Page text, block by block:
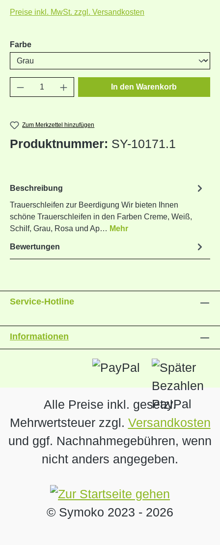
Preise inkl. MwSt. zzgl. Versandkosten
Farbeauswählen
Produkt Anzahl: Gib den gewünschten
In den Warenkorb
Zum Merkzettel hinzufügen
Produktnummer: SY-10171.1
Beschreibung
Trauerschleifen zur Beerdigung Wir bieten Ihnen
schöne Trauerschleifen in den Farben Creme, Weiß,
Schilf, Grau, Rosa und Ap… Mehr
Bewertungen
Service-Hotline
Informationen
Alle Preise inkl. gesetzl.
Mehrwertsteuer zzgl. Versandkosten
und ggf. Nachnahmegebühren, wenn
nicht anders angegeben.
© Symoko 2023 - 2026